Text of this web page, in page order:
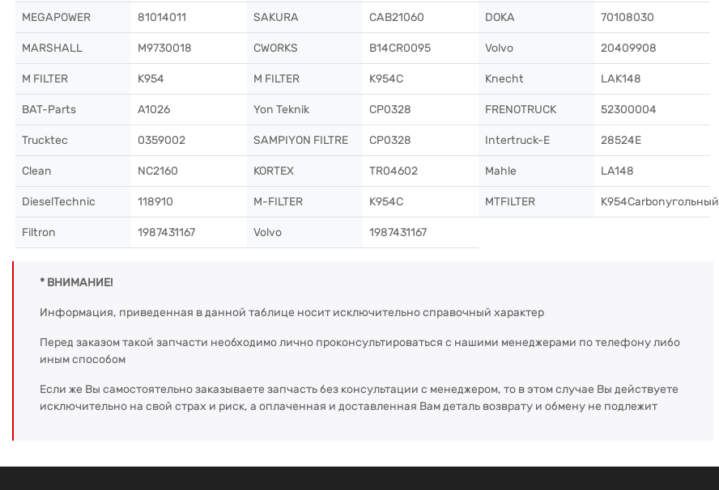
MEGAPOWER 81014011 SAKURA CAB21060 DOKA 70108030
MARSHALL M9730018 CWORKS B14CR0095 Volvo 20409908
M FILTER K954 M FILTER K954C Knecht LAK148
BAT-Parts A1026 Yon Teknik CP0328 FRENOTRUCK 52300004
Trucktec 0359002 SAMPIYON FILTRE CP0328 Intertruck-E 28524E
Clean NC2160 KORTEX TR04602 Mahle LA148
DieselTechnic 118910 M-FILTER K954C MTFILTER K954Carbonугольный
Filtron 1987431167 Volvo 1987431167
* ВНИМАНИЕ!
Информация, приведенная в данной таблице носит исключительно справочный характер
Перед заказом такой запчасти необходимо лично проконсультироваться с нашими менеджерами по телефону либо
иным способом
Если же Вы самостоятельно заказываете запчасть без консультации с менеджером, то в этом случае Вы действуете
исключительно на свой страх и риск, а оплаченная и доставленная Вам деталь возврату и обмену не подлежит